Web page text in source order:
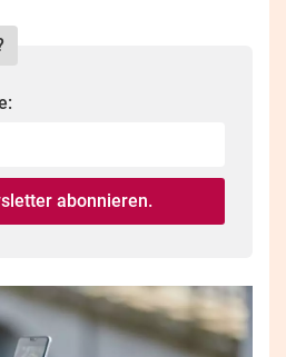
abonnieren.